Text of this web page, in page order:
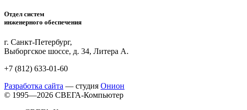
Отдел систем
инженерного обеспечения
г. Санкт-Петербург,
Выборгское шоссе, д. 34, Литера А.
+7 (812) 633-01-60
Разработка сайта — студия Онион
© 1995—2026 СВЕГА-Компьютер